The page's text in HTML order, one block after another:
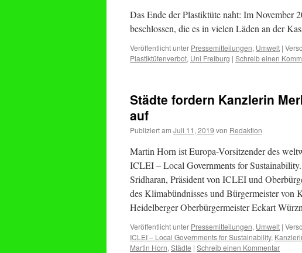
Das Ende der Plastiktüte naht: Im November
beschlossen, die es in vielen Läden an der
Veröffentlicht unter Pressemitteilungen, Umwelt |
Plastiktütenverbot, Uni Freiburg | Schreib einen
Städte fordern Kanzlerin
auf
Publiziert am Juli 11, 2019 von Redaktion
Martin Horn ist Europa-Vorsitzender des
ICLEI – Local Governments for
Sridharan, Präsident von ICLEI und
des Klimabündnisses und Bürgermeister von
Heidelberger Oberbürgermeister Eckart
Veröffentlicht unter Pressemitteilungen, Umwelt |
ICLEI – Local Governments for Sustainability,
Martin Horn, Städte | Schreib einen Kommentar